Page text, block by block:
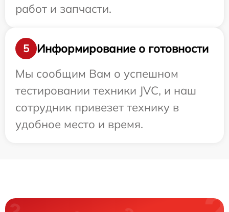
работ и запчасти.
5
Информирование о готовности
Мы сообщим Вам о успешном
тестировании техники JVC, и наш
сотрудник привезет технику в
удобное место и время.